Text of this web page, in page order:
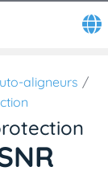
aligneurs